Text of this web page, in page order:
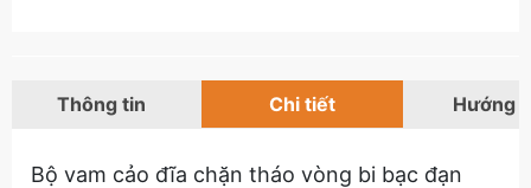
Thông tin Chi tiết Hướng
Bộ vam cảo đĩa chặn tháo vòng bi bạc đạn